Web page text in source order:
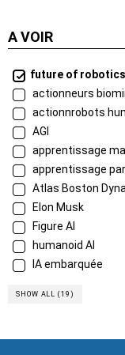
A VOIR
future of robotics
actionneurs
actionnrobots
AGI
apprentissage
apprentissage
Atlas Boston
Elon Musk
Figure AI
humanoid AI
IA embarquée
SHOW ALL (19)